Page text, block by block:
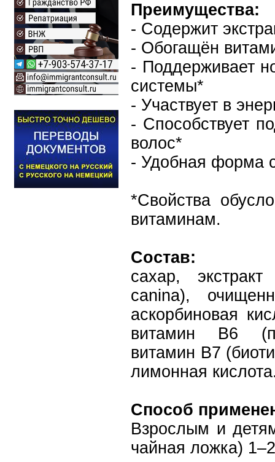
Преимущества:
- Содержит
- Обогащён
- Поддерживает
системы*
- Участвует в
- Способствует
волос*
- Удобная форма
*Свойства
витаминам.
Состав:
сахар,
canina),
аскорбиновая
витамин B6
витамин B7
лимонная
Способ
Взрослым и
чайная ложка)